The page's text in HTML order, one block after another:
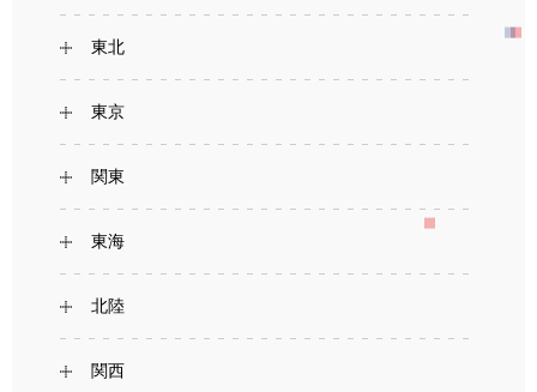
東北
東京
関東
東海
北陸
関西